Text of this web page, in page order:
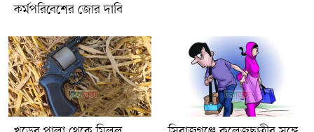
কর্মপরিবেশের জোর দাবি